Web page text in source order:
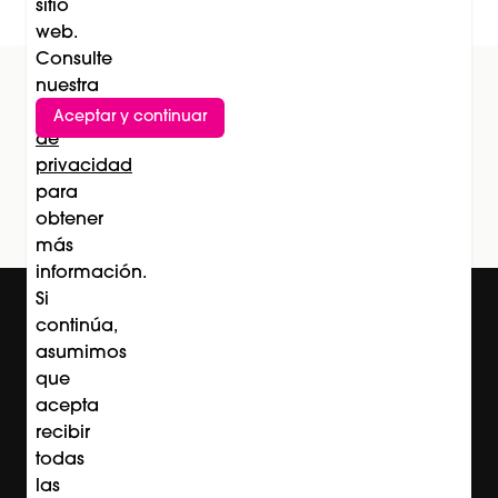
Suscríbete al newsletter
sitio
web.
Consulte
nuestra
Política
de
privacidad
para
obtener
más
información.
Si
continúa,
asumimos
que
acepta
recibir
todas
las
Aceptar y continuar